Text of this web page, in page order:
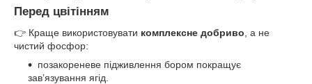
Перед цвітінням
👉 Краще використовувати комплексне добриво , а не
чистий фосфор:
позакореневе підживлення бором покращує
зав’язування ягід.